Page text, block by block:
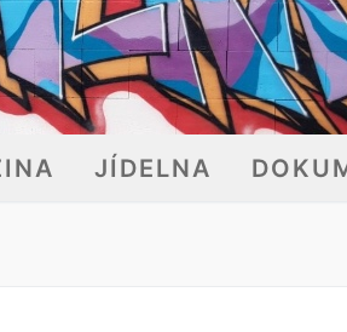
JÍDELNA